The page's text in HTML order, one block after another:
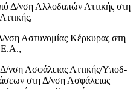
νση Αλλοδαπών Αττικής στη
Αστυνομίας Κέρκυρας στη
Ασφάλειας Αττικής/Υποδ-
στη Δ/νση Ασφάλειας